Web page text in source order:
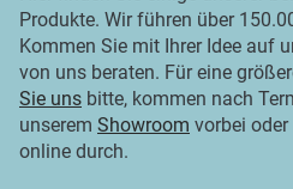
Produkte. Wir führen über
Kommen Sie mit Ihrer Idee auf
von uns beraten. Für eine
Sie uns bitte, kommen nach
unserem Showroom vorbei
online durch.